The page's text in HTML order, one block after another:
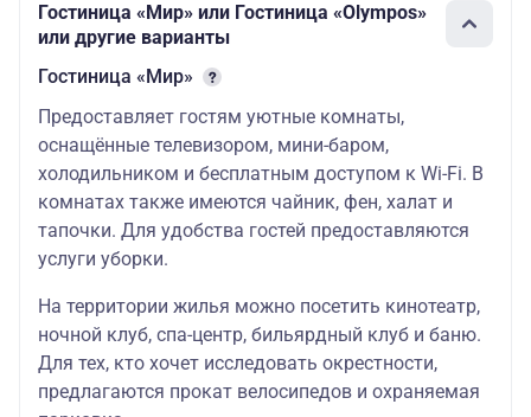
Джуниор
сьют
156400
Конгресс-отель ИНТУРИСТ
10.03.2026 - 31.03.2026; 01.10.2026 - 25.12.2026
Стандарт
одноместный
Стандарт
двухместный
Джуниор
сюит
95900
Джуниор
сюит
157800 106200 93500
Гостиница «Мир» или Гостиница «Olympos»
или другие варианты
Гостиница «Мир»
Предоставляет гостям уютные комнаты,
оснащённые телевизором, мини-баром,
холодильником и бесплатным доступом к Wi-Fi. В
комнатах также имеются чайник, фен, халат и
тапочки. Для удобства гостей предоставляются
услуги уборки.
На территории жилья можно посетить кинотеатр,
ночной клуб, спа-центр, бильярдный клуб и баню.
Для тех, кто хочет исследовать окрестности,
предлагаются прокат велосипедов и охраняемая